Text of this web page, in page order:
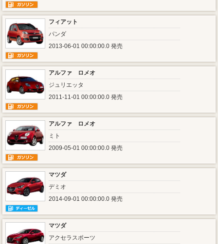
フィアット
パンダ
2013-06-01 00:00:00.0 発売
アルファ ロメオ
ジュリエッタ
2011-11-01 00:00:00.0 発売
アルファ ロメオ
ミト
2009-05-01 00:00:00.0 発売
マツダ
デミオ
2014-09-01 00:00:00.0 発売
マツダ
アクセラスポーツ